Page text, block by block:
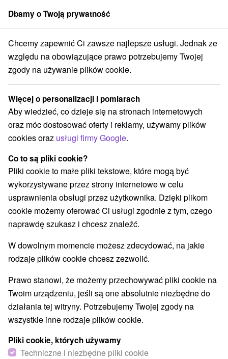
członek grupySorger
Penzióny Východné Slovensko Prešovský kraj Lesnica
Penzióny Lesnica
Kategorie
Wszystkie kategorie
Penzióny(4)
Wybierz lokalizację lub datę
WSZYSTKO NAJTAŃSZE NAJDROŻSZE
Dbamy o Twoją prywatność
Chcemy zapewnić Ci zawsze najlepsze usługi. Jednak ze
względu na obowiązujące prawo potrzebujemy Twojej
zgody na używanie plików cookie.
Więcej o personalizacji i pomiarach
Aby wiedzieć, co dzieje się na stronach internetowych
oraz móc dostosować oferty i reklamy, używamy plików
cookies oraz usługi firmy Google.
Co to są pliki cookie?
Pliki cookie to małe pliki tekstowe, które mogą być
wykorzystywane przez strony internetowe w celu
usprawnienia obsługi przez użytkownika. Dzięki plikom
cookie możemy oferować Ci usługi zgodnie z tym, czego
naprawdę szukasz i chcesz znaleźć.
W dowolnym momencie możesz zdecydować, na jakie
rodzaje plików cookie chcesz zezwolić.
Prawo stanowi, że możemy przechowywać pliki cookie na
Twoim urządzeniu, jeśli są one absolutnie niezbędne do
działania tej witryny. Potrzebujemy Twojej zgody na
wszystkie inne rodzaje plików cookie.
Pliki cookie, których używamy
Techniczne i niezbędne pliki cookie